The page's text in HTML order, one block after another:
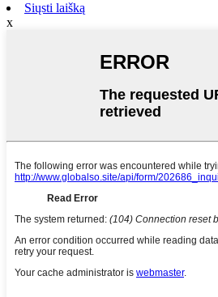
Siųsti laišką
x